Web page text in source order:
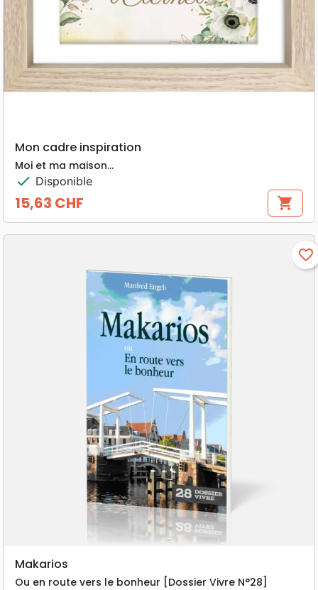
Mon cadre inspiration
Moi et ma maison...
check Disponible
Prix
15,63 CHF shopping_cart
favorite_border
Makarios
Ou en route vers le bonheur [Dossier Vivre N°28]